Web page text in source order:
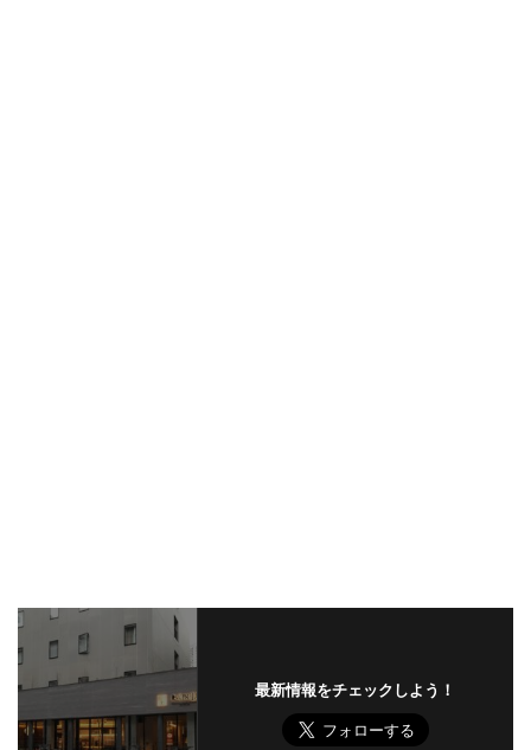
最新情報をチェックしよう！